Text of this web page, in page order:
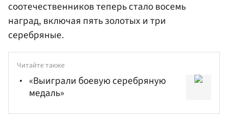
соотечественников теперь стало восемь
наград, включая пять золотых и три
серебряные.
Читайте также
«Выиграли боевую серебряную
медаль»